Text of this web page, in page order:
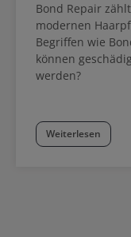
Bond Repair
modernen
Begriffen wie
können
werden?
Weiterlesen